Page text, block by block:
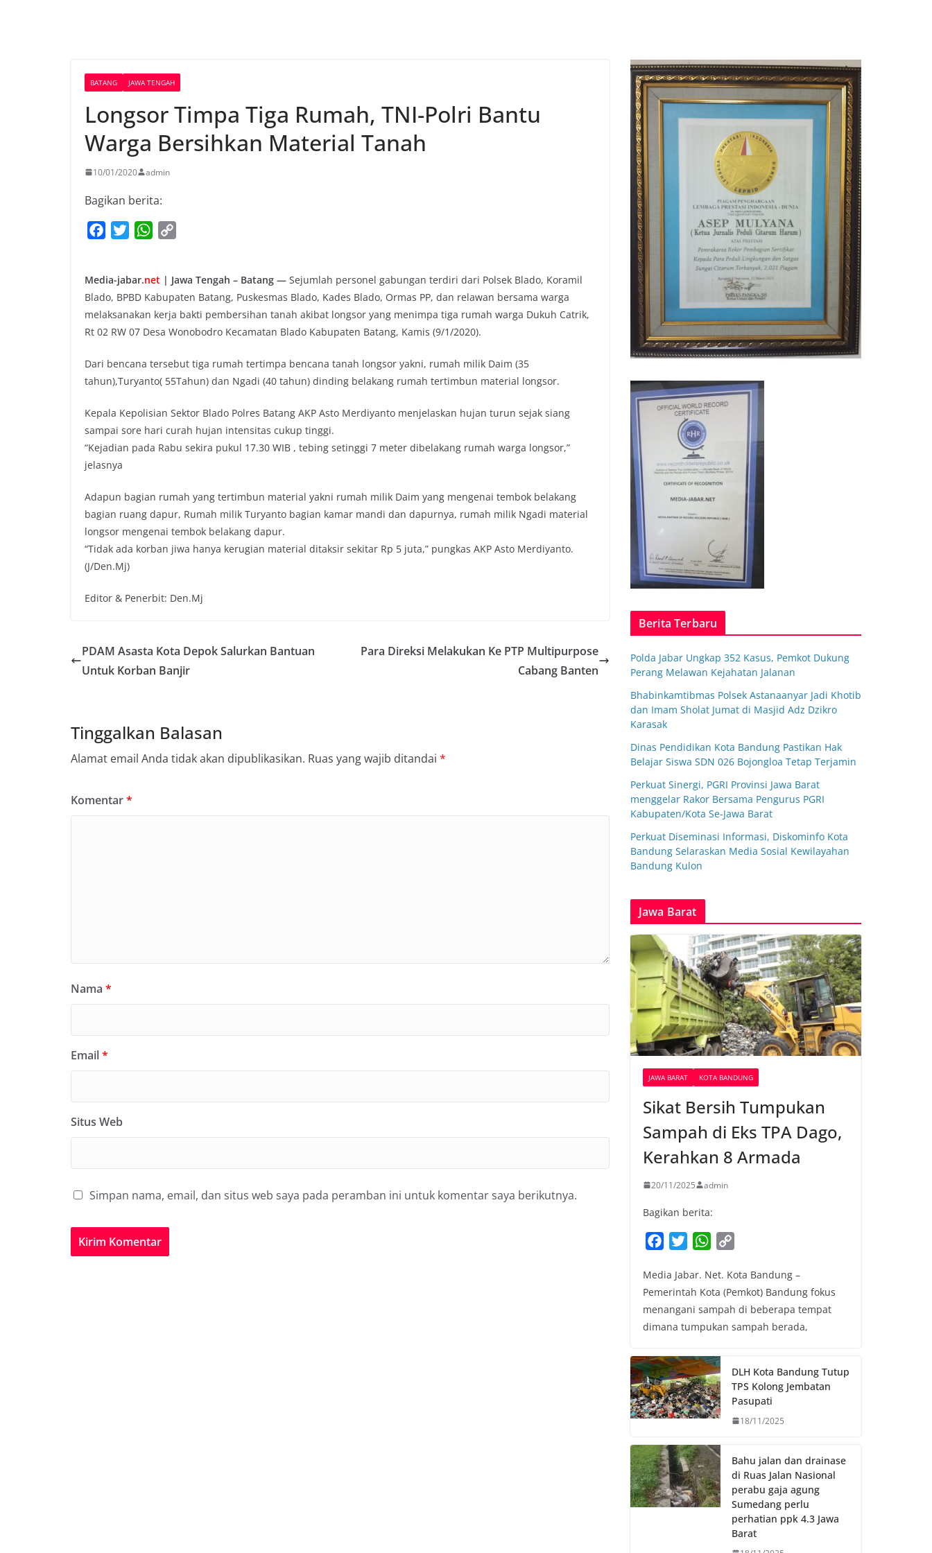
BATANG JAWA TENGAH
Longsor Timpa Tiga Rumah, TNI-Polri Bantu
Warga Bersihkan Material Tanah
10/01/2020 admin
Bagikan berita:
e
b
o
o
k
t
t
e
r
W
t
s
A
p
y
L
n
Media-jabar.net | Jawa Tengah – Batang — Sejumlah personel gabungan terdiri dari Polsek Blado, Koramil
Blado, BPBD Kabupaten Batang, Puskesmas Blado, Kades Blado, Ormas PP, dan relawan bersama warga
melaksanakan kerja bakti pembersihan tanah akibat longsor yang menimpa tiga rumah warga Dukuh Catrik,
Rt 02 RW 07 Desa Wonobodro Kecamatan Blado Kabupaten Batang, Kamis (9/1/2020).
Dari bencana tersebut tiga rumah tertimpa bencana tanah longsor yakni, rumah milik Daim (35
tahun),Turyanto( 55Tahun) dan Ngadi (40 tahun) dinding belakang rumah tertimbun material longsor.
Kepala Kepolisian Sektor Blado Polres Batang AKP Asto Merdiyanto menjelaskan hujan turun sejak siang
sampai sore hari curah hujan intensitas cukup tinggi.
“Kejadian pada Rabu sekira pukul 17.30 WIB , tebing setinggi 7 meter dibelakang rumah warga longsor,”
jelasnya
Adapun bagian rumah yang tertimbun material yakni rumah milik Daim yang mengenai tembok belakang
bagian ruang dapur, Rumah milik Turyanto bagian kamar mandi dan dapurnya, rumah milik Ngadi material
longsor mengenai tembok belakang dapur.
“Tidak ada korban jiwa hanya kerugian material ditaksir sekitar Rp 5 juta,” pungkas AKP Asto Merdiyanto.
(J/Den.Mj)
Editor & Penerbit: Den.Mj
PDAM Asasta Kota Depok Salurkan Bantuan
Untuk Korban Banjir
Para Direksi Melakukan Ke PTP Multipurpose
Cabang Banten
Tinggalkan Balasan
Alamat email Anda tidak akan dipublikasikan. Ruas yang wajib ditandai *
Komentar*
Nama *
Email*
Situs Web
Simpan nama, email, dan situs web saya pada peramban ini untuk komentar saya berikutnya.
Berita Terbaru
Polda Jabar Ungkap 352 Kasus, Pemkot Dukung
Perang Melawan Kejahatan Jalanan
Bhabinkamtibmas Polsek Astanaanyar Jadi Khotib
dan Imam Sholat Jumat di Masjid Adz Dzikro
Karasak
Dinas Pendidikan Kota Bandung Pastikan Hak
Belajar Siswa SDN 026 Bojongloa Tetap Terjamin
Perkuat Sinergi, PGRI Provinsi Jawa Barat
menggelar Rakor Bersama Pengurus PGRI
Kabupaten/Kota Se-Jawa Barat
Perkuat Diseminasi Informasi, Diskominfo Kota
Bandung Selaraskan Media Sosial Kewilayahan
Bandung Kulon
Jawa Barat
JAWA BARAT KOTA BANDUNG
Sikat Bersih Tumpukan
Sampah di Eks TPA Dago,
Kerahkan 8 Armada
20/11/2025 admin
Bagikan berita:
c
e
b
o
k
i
t
t
e
W
a
t
s
A
p
p
y
L
i
k
Media Jabar. Net. Kota Bandung –
Pemerintah Kota (Pemkot) Bandung fokus
menangani sampah di beberapa tempat
dimana tumpukan sampah berada,
DLH Kota Bandung Tutup
TPS Kolong Jembatan
Pasupati
18/11/2025
Bahu jalan dan drainase
di Ruas Jalan Nasional
perabu gaja agung
Sumedang perlu
perhatian ppk 4.3 Jawa
Barat